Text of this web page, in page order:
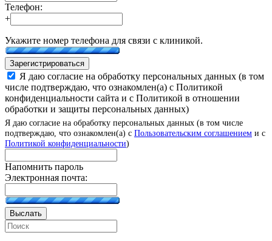
Телефон:
+
Укажите номер телефона для связи с клиникой.
Зарегистрироваться
Я даю согласие на обработку персональных данных (в том
числе подтверждаю, что ознакомлен(а) с Политикой
конфиденциальности сайта и с Политикой в отношении
обработки и защиты персональных данных)
Я даю согласие на обработку персональных данных (в том числе
подтверждаю, что ознакомлен(а) с Пользовательским соглашением и с
Политикой конфиденциальности)
Напомнить пароль
Электронная почта:
Выслать